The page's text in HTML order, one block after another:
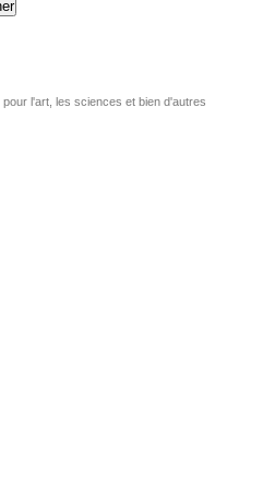
pour l'art, les sciences et bien d'autres